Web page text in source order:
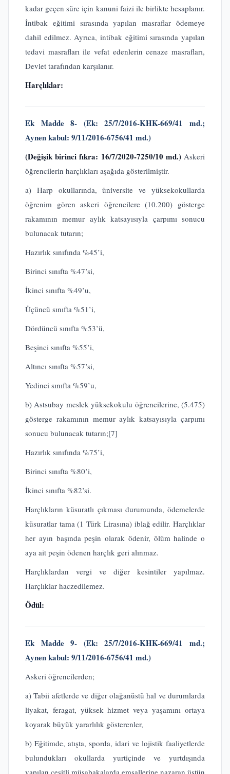
kadar geçen süre için kanuni faizi ile birlikte hesaplanır.
İntibak eğitimi sırasında yapılan masraflar ödemeye
dahil edilmez. Ayrıca, intibak eğitimi sırasında yapılan
tedavi masrafları ile vefat edenlerin cenaze masrafları,
Devlet tarafından karşılanır.
Harçlıklar:
Ek Madde 8- (Ek: 25/7/2016-KHK-669/41 md.;
Aynen kabul: 9/11/2016-6756/41 md.)
(Değişik birinci fıkra: 16/7/2020-7250/10 md.)Askeri
öğrencilerin harçlıkları aşağıda gösterilmiştir.
a) Harp okullarında, üniversite ve yüksekokullarda
öğrenim gören askeri öğrencilere (10.200) gösterge
rakamının memur aylık katsayısıyla çarpımı sonucu
bulunacak tutarın;
Hazırlık sınıfında %45’i,
Birinci sınıfta %47’si,
İkinci sınıfta %49’u,
Üçüncü sınıfta %51’i,
Dördüncü sınıfta %53’ü,
Beşinci sınıfta %55’i,
Altıncı sınıfta %57’si,
Yedinci sınıfta %59’u,
b) Astsubay meslek yüksekokulu öğrencilerine, (5.475)
gösterge rakamının memur aylık katsayısıyla çarpımı
sonucu bulunacak tutarın;[7]
Hazırlık sınıfında %75’i,
Birinci sınıfta %80’i,
İkinci sınıfta %82’si.
Harçlıkların küsuratlı çıkması durumunda, ödemelerde
küsuratlar tama (1 Türk Lirasına) iblağ edilir. Harçlıklar
her ayın başında peşin olarak ödenir, ölüm halinde o
aya ait peşin ödenen harçlık geri alınmaz.
Harçlıklardan vergi ve diğer kesintiler yapılmaz.
Harçlıklar haczedilemez.
Ödül:
Ek Madde 9- (Ek: 25/7/2016-KHK-669/41 md.;
Aynen kabul: 9/11/2016-6756/41 md.)
Askeri öğrencilerden;
a) Tabii afetlerde ve diğer olağanüstü hal ve durumlarda
liyakat, feragat, yüksek hizmet veya yaşamını ortaya
koyarak büyük yararlılık gösterenler,
b) Eğitimde, atışta, sporda, idari ve lojistik faaliyetlerde
bulundukları okullarda yurtiçinde ve yurtdışında
yapılan çeşitli müsabakalarda emsallerine nazaran üstün